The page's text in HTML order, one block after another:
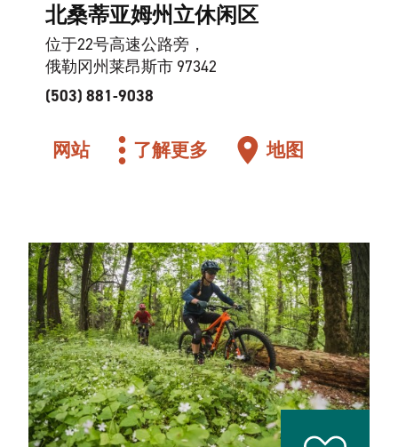
北桑蒂亚姆州立休闲区
位于22号高速公路旁，
俄勒冈州莱昂斯市 97342
(503) 881-9038
网站 了解更多 地图